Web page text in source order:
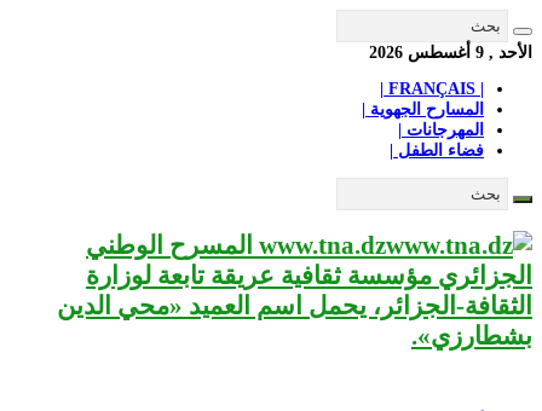
الأحد , 9 أغسطس 2026
المسارح الجهوية |
المهرجانات |
فضاء الطفل |
www.tna.dz المسرح الوطني
الجزائري مؤسسة ثقافية عريقة تابعة لوزارة
الثقافة-الجزائر، يحمل اسم العميد «محي الدين
بشطارزي».